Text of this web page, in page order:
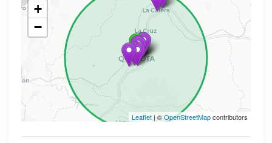
+
−
Leaflet | ©OpenStreetMapcontributors